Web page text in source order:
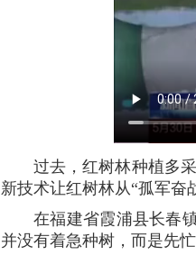
过去，红树林种植多
新技术让红树林从“孤军奋
在福建省霞浦县长春
并没有着急种树，而是先